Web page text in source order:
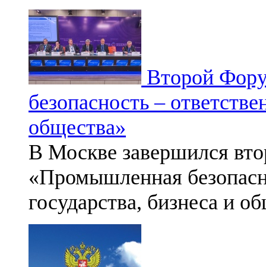
Второй
безопасность –
общества»
В Москве завершился
«Промышленная
государства, бизнеса и